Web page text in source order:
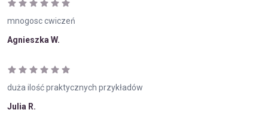
mnogosc cwiczeń
Agnieszka W.
duża ilość praktycznych przykładów
Julia R.